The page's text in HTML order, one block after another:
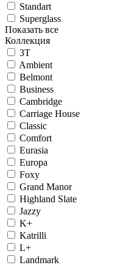
Standart
Superglass
Показать все
Коллекция
3T
Ambient
Belmont
Business
Cambridge
Carriage House
Classic
Comfort
Eurasia
Europa
Foxy
Grand Manor
Highland Slate
Jazzy
K+
Katrilli
L+
Landmark